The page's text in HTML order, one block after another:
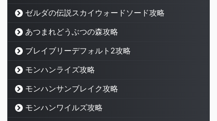
ゼルダの伝説スカイウォードソード攻略
あつまれどうぶつの森攻略
ブレイブリーデフォルト2攻略
モンハンライズ攻略
モンハンサンブレイク攻略
モンハンワイルズ攻略